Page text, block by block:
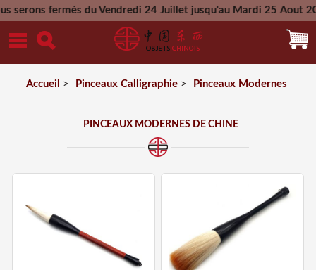
fermés du Vendredi 24 Juillet jusqu'au Mardi 25 Aout 2026
Mercredi 26 Aout 2026
Accueil > Pinceaux Calligraphie> Pinceaux Modernes
PINCEAUX MODERNES DE CHINE